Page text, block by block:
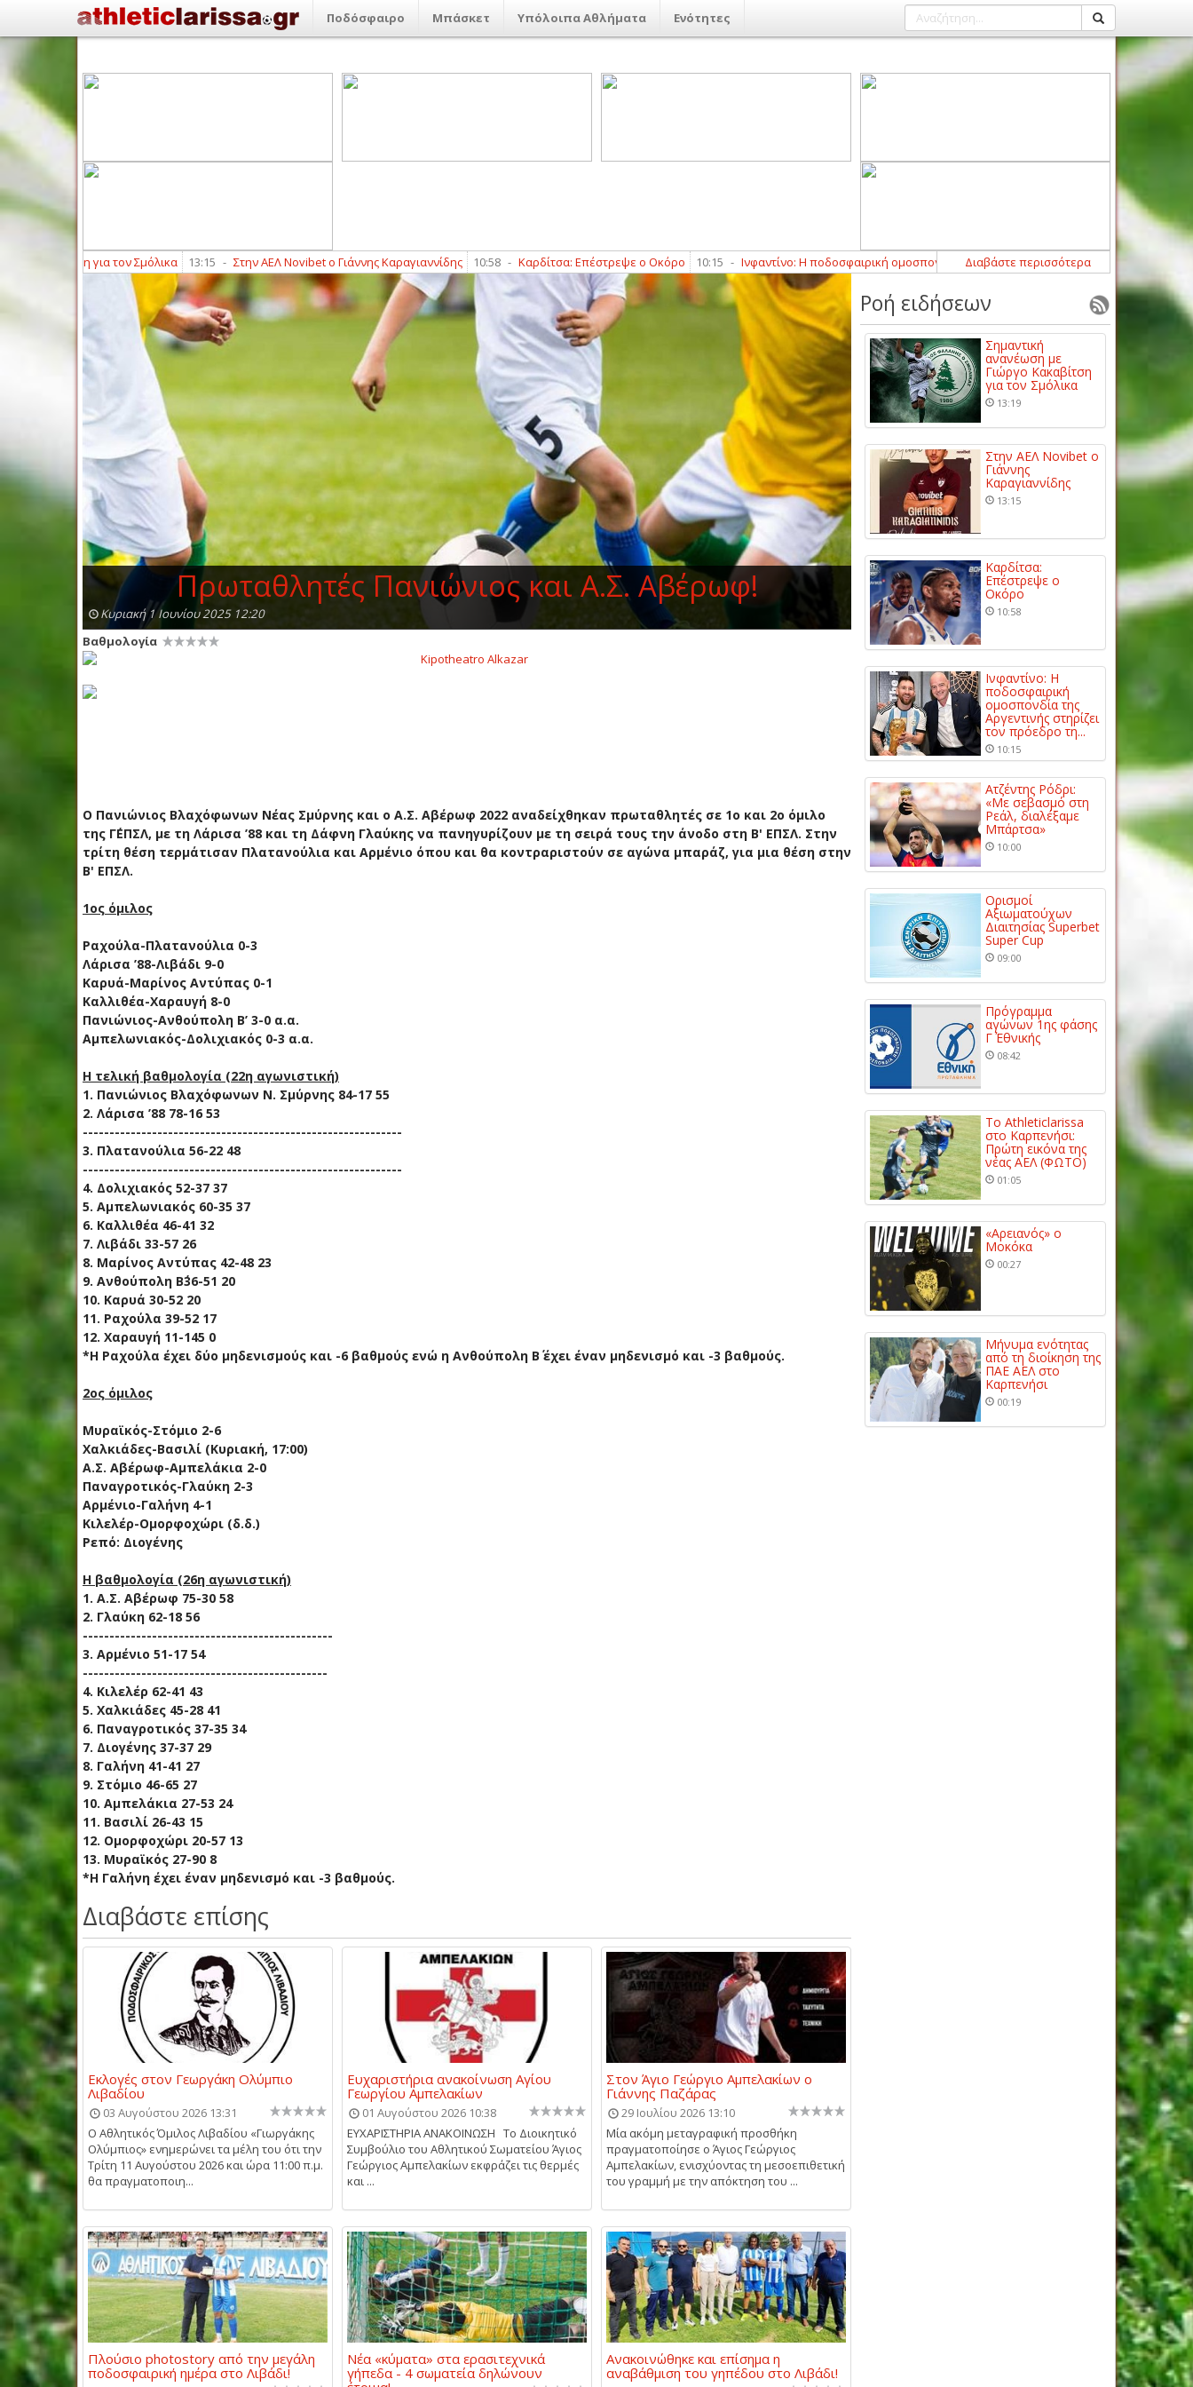
Ποδόσφαιρο Μπάσκετ Υπόλοιπα Αθλήματα Ενότητες
για τον Σμόλικα 13:15 - Στην ΑΕΛ Novibet ο Γιάννης Καραγιαννίδης 10:58 - Καρδίτσα: Επέστρεψε ο Οκόρο 10:15 Ινφαντίνο: Η ποδοσφαιρική ομοσπονδία της Αργεντινής στηρίζει τον πρόεδρο της FIFA
Διαβάστε περισσότερα
Πρωταθλητές Πανιώνιος και Α.Σ. Αβέρωφ!
Κυριακή 1 Ιουνίου 2025 12:20
Βαθμολογία
Ο Πανιώνιος Βλαχόφωνων Νέας Σμύρνης και ο Α.Σ. Αβέρωφ 2022 αναδείχθηκαν πρωταθλητές σε 1ο και 2ο όμιλο
της Γ΄ΕΠΣΛ, με τη Λάρισα ’88 και τη Δάφνη Γλαύκης να πανηγυρίζουν με τη σειρά τους την άνοδο στη Β' ΕΠΣΛ. Στην
τρίτη θέση τερμάτισαν Πλατανούλια και Αρμένιο όπου και θα κοντραριστούν σε αγώνα μπαράζ, για μια θέση στην
Β' ΕΠΣΛ.
1ος όμιλος
Ραχούλα-Πλατανούλια 0-3
Λάρισα ’88-Λιβάδι 9-0
Καρυά-Μαρίνος Αντύπας 0-1
Καλλιθέα-Χαραυγή 8-0
Πανιώνιος-Ανθούπολη Β’ 3-0 α.α.
Αμπελωνιακός-Δολιχιακός 0-3 α.α.
Η τελική βαθμολογία (22η αγωνιστική)
1. Πανιώνιος Βλαχόφωνων Ν. Σμύρνης 84-17 55
2. Λάρισα ’88 78-16 53
------------------------------------------------------------
3. Πλατανούλια 56-22 48
------------------------------------------------------------
4. Δολιχιακός 52-37 37
5. Αμπελωνιακός 60-35 37
6. Καλλιθέα 46-41 32
7. Λιβάδι 33-57 26
8. Μαρίνος Αντύπας 42-48 23
9. Ανθούπολη Β΄36-51 20
10. Καρυά 30-52 20
11. Ραχούλα 39-52 17
12. Χαραυγή 11-145 0
*Η Ραχούλα έχει δύο μηδενισμούς και -6 βαθμούς ενώ η Ανθούπολη Β΄ έχει έναν μηδενισμό και -3 βαθμούς.
2ος όμιλος
Μυραϊκός-Στόμιο 2-6
Χαλκιάδες-Βασιλί (Κυριακή, 17:00)
Α.Σ. Αβέρωφ-Αμπελάκια 2-0
Παναγροτικός-Γλαύκη 2-3
Αρμένιο-Γαλήνη 4-1
Κιλελέρ-Ομορφοχώρι (δ.δ.)
Ρεπό: Διογένης
Η βαθμολογία (26η αγωνιστική)
1. Α.Σ. Αβέρωφ 75-30 58
2. Γλαύκη 62-18 56
-----------------------------------------------
3. Αρμένιο 51-17 54
----------------------------------------------
4. Κιλελέρ 62-41 43
5. Χαλκιάδες 45-28 41
6. Παναγροτικός 37-35 34
7. Διογένης 37-37 29
8. Γαλήνη 41-41 27
9. Στόμιο 46-65 27
10. Αμπελάκια 27-53 24
11. Βασιλί 26-43 15
12. Ομορφοχώρι 20-57 13
13. Μυραϊκός 27-90 8
*Η Γαλήνη έχει έναν μηδενισμό και -3 βαθμούς.
Διαβάστε επίσης
Εκλογές στον Γεωργάκη Ολύμπιο
Λιβαδίου
03 Αυγούστου 2026 13:31
Ο Αθλητικός Όμιλος Λιβαδίου «Γιωργάκης
Ολύμπιος» ενημερώνει τα μέλη του ότι την
Τρίτη 11 Αυγούστου 2026 και ώρα 11:00 π.μ.
θα πραγματοποιη...
Ευχαριστήρια ανακοίνωση Αγίου
Γεωργίου Αμπελακίων
01 Αυγούστου 2026 10:38
ΕΥΧΑΡΙΣΤΗΡΙΑ ΑΝΑΚΟΙΝΩΣΗ Το Διοικητικό
Συμβούλιο του Αθλητικού Σωματείου Άγιος
Γεώργιος Αμπελακίων εκφράζει τις θερμές
και ...
Στον Άγιο Γεώργιο Αμπελακίων ο
Γιάννης Παζάρας
29 Ιουλίου 2026 13:10
Μία ακόμη μεταγραφική προσθήκη
πραγματοποίησε ο Άγιος Γεώργιος
Αμπελακίων, ενισχύοντας τη μεσοεπιθετική
του γραμμή με την απόκτηση του ...
Πλούσιο photostory από την μεγάλη
ποδοσφαιρική ημέρα στο Λιβάδι!
Νέα «κύματα» στα ερασιτεχνικά
γήπεδα - 4 σωματεία δηλώνουν
Ανακοινώθηκε και επίσημα η
αναβάθμιση του γηπέδου στο Λιβάδι!
Ροή ειδήσεων
Σημαντική
ανανέωση με
Γιώργο Κακαβίτση
για τον Σμόλικα
13:19
Στην ΑΕΛ Novibet ο
Γιάννης
Καραγιαννίδης
13:15
Καρδίτσα:
Επέστρεψε ο
Οκόρο
10:58
Ινφαντίνο: Η
ποδοσφαιρική
ομοσπονδία της
Αργεντινής στηρίζει
τον πρόεδρο τη...
10:15
Ατζέντης Ρόδρι:
«Με σεβασμό στη
Ρεάλ, διαλέξαμε
Μπάρτσα»
10:00
Ορισμοί
Αξιωματούχων
Διαιτησίας Superbet
Super Cup
09:00
Πρόγραμμα
αγώνων 1ης φάσης
Γ΄ Εθνικής
08:42
Το Athleticlarissa
στο Καρπενήσι:
Πρώτη εικόνα της
νέας ΑΕΛ (ΦΩΤΟ)
01:05
«Αρειανός» ο
Μοκόκα
00:27
Μήνυμα ενότητας
από τη διοίκηση της
ΠΑΕ ΑΕΛ στο
Καρπενήσι
00:19